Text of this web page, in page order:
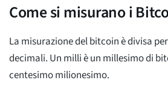
Come si misurano i
La misurazione del bitcoin è divisa
decimali. Un milli è un millesimo di
centesimo milionesimo.